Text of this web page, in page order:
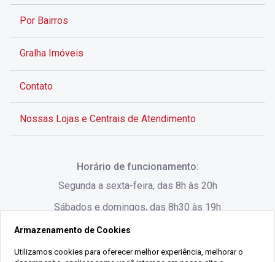
Por Bairros
Gralha Imóveis
Contato
Nossas Lojas e Centrais de Atendimento
Rua Lauro Linhares, 1080 - Trindade, Florianópolis -
SC
Horário de funcionamento:
Segunda a sexta-feira, das 8h às 20h
Sábados e domingos, das 8h30 às 19h
Armazenamento de Cookies
Utilizamos cookies para oferecer melhor experiência, melhorar o